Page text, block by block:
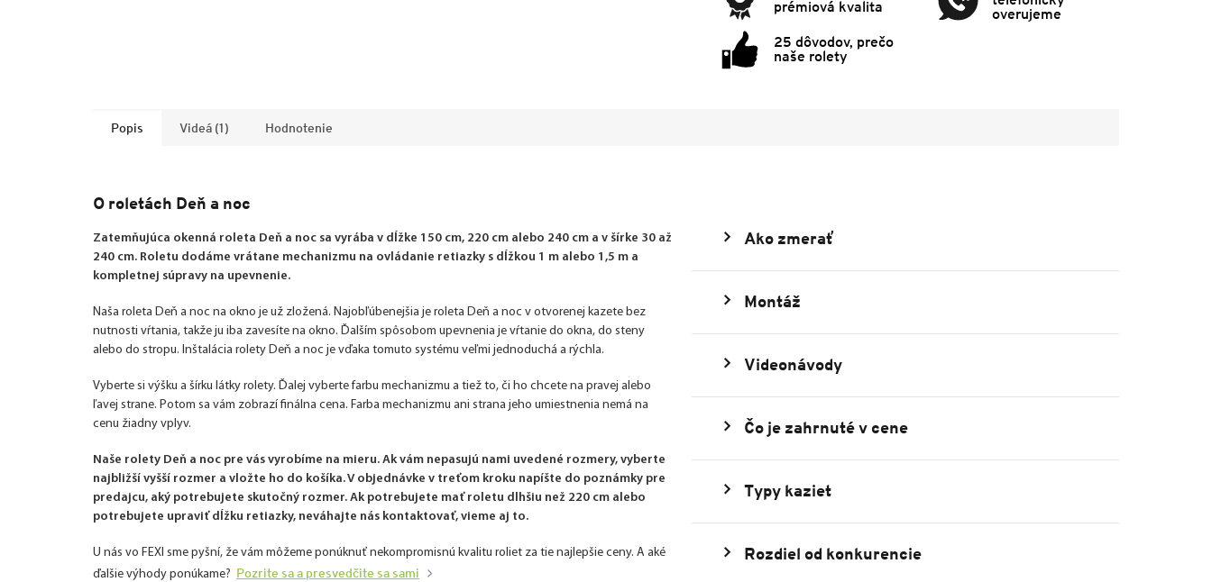
prémiová kvalita
overujeme
25 dôvodov, prečo
naše rolety
Popis Videá (1) Hodnotenie
O roletách Deň a noc
Zatemňujúca okenná roleta Deň a noc sa vyrába v dĺžke 150 cm, 220 cm alebo 240 cm a v šírke 30 až
240 cm. Roletu dodáme vrátane mechanizmu na ovládanie retiazky s dĺžkou 1 m alebo 1,5 m a
kompletnej súpravy na upevnenie.
Naša roleta Deň a noc na okno je už zložená. Najobľúbenejšia je roleta Deň a noc v otvorenej kazete bez
nutnosti vŕtania, takže ju iba zavesíte na okno. Ďalším spôsobom upevnenia je vŕtanie do okna, do steny
alebo do stropu. Inštalácia rolety Deň a noc je vďaka tomuto systému veľmi jednoduchá a rýchla.
Vyberte si výšku a šírku látky rolety. Ďalej vyberte farbu mechanizmu a tiež to, či ho chcete na pravej alebo
ľavej strane. Potom sa vám zobrazí finálna cena. Farba mechanizmu ani strana jeho umiestnenia nemá na
cenu žiadny vplyv.
Naše rolety Deň a noc pre vás vyrobíme na mieru. Ak vám nepasujú nami uvedené rozmery, vyberte
najbližší vyšší rozmer a vložte ho do košíka. V objednávke v treťom kroku napíšte do poznámky pre
predajcu, aký potrebujete skutočný rozmer. Ak potrebujete mať roletu dlhšiu než 220 cm alebo
potrebujete upraviť dĺžku retiazky, neváhajte nás kontaktovať, vieme aj to.
U nás vo FEXI sme pyšní, že vám môžeme ponúknuť nekompromisnú kvalitu roliet za tie najlepšie ceny. A aké
ďalšie výhody ponúkame? Pozrite sa a presvedčite sa sami
Ako zmerať
Montáž
Videonávody
Čo je zahrnuté v cene
Typy kaziet
Rozdiel od konkurencie